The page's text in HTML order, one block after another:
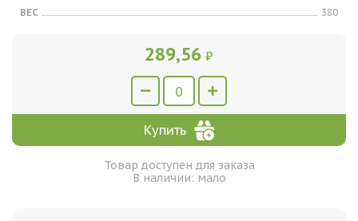
ВЕС
380
289,56 ₽
Купить
Товар доступен для заказа
В наличии: мало